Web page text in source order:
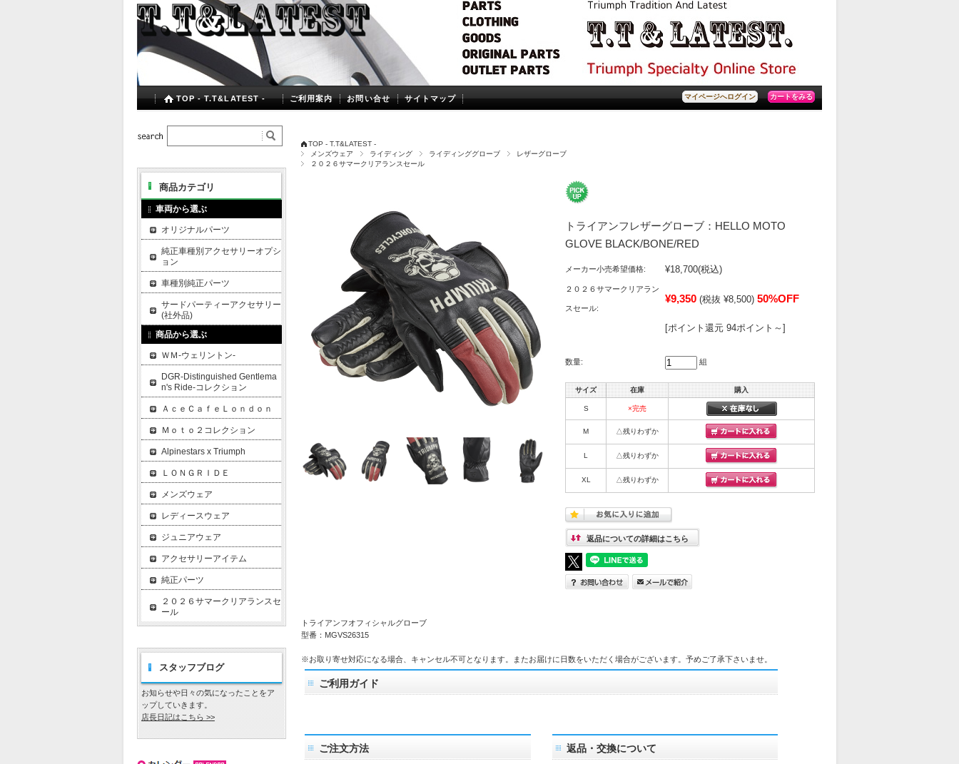
マイページへログイン カートをみる
TOP - T.T&LATEST - ご利用案内 お問い合せ サイトマップ
TOP - T.T&LATEST -
メンズウェア
ライディング ライディンググローブ
レザーグローブ
２０２６サマークリアランスセール
トライアンフレザーグローブ：HELLO MOTO
GLOVE BLACK/BONE/RED
メーカー小売希望価格: ¥18,700(税込)
２０２６サマークリアラン
スセール:
¥9,350 (税抜 ¥8,500) 50%OFF
[ポイント還元 94ポイント～]
数量: 組
サイズ 在庫 購入
S ×完売
M △残りわずか
L △残りわずか
XL △残りわずか
返品についての詳細はこちら
トライアンフオフィシャルグローブ
型番：MGVS26315
※お取り寄せ対応になる場合、キャンセル不可となります。またお届けに日数をいただく場合がございます。予めご了承下さいませ。
ご利用ガイド
ご注文方法 返品・交換について
商品カテゴリ
車両から選ぶ
オリジナルパーツ
純正車種別アクセサリーオプシ
ョン
車種別純正パーツ
サードパーティーアクセサリー
(社外品)
商品から選ぶ
ＷＭ-ウェリントン-
DGR-Distinguished Gentlema
n's Ride-コレクション
ＡｃｅＣａｆｅＬｏｎｄｏｎ
Ｍｏｔｏ２コレクション
Alpinestars x Triumph
ＬＯＮＧＲＩＤＥ
メンズウェア
レディースウェア
ジュニアウェア
アクセサリーアイテム
純正パーツ
２０２６サマークリアランスセ
ール
スタッフブログ
お知らせや日々の気になったことをア
ップしていきます。
店長日記はこちら >>